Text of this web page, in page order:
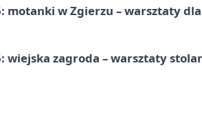
w Zgierzu – warsztaty
zagroda – warsztaty